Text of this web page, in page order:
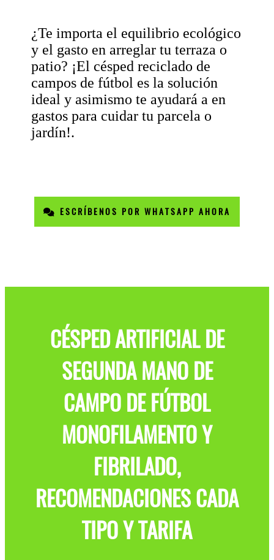
¿Te importa el equilibrio ecológico
y el gasto en arreglar tu terraza o
patio? ¡El césped reciclado de
campos de fútbol es la solución
ideal y asimismo te ayudará a en
gastos para cuidar tu parcela o
jardín!.
ESCRÍBENOS POR WHATSAPP AHORA
CÉSPED ARTIFICIAL DE
SEGUNDA MANO DE
CAMPO DE FÚTBOL
MONOFILAMENTO Y
FIBRILADO,
RECOMENDACIONES CADA
TIPO Y TARIFA